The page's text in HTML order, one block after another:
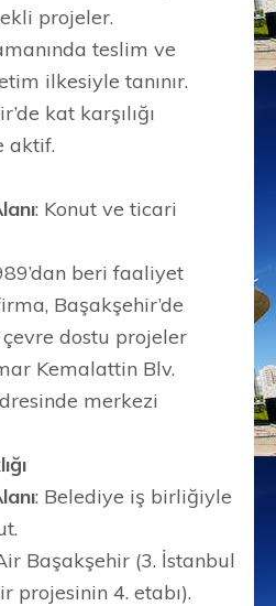
projeler.
teslim ve
ilkesiyle tanınır.
kat karşılığı
aktif.
: Konut ve ticari
beri faaliyet
Başakşehir’de
dostu projeler
Kemalattin Blv.
merkezi
: Belediye iş birliğiyle
Başakşehir (3. İstanbul
projesinin 4. etabı).